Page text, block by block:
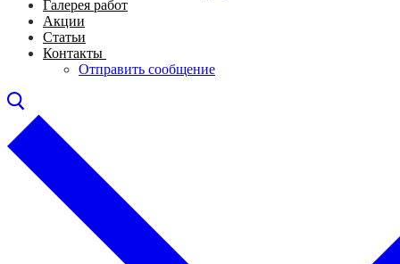
Галерея работ
Акции
Статьи
Контакты
Отправить сообщение